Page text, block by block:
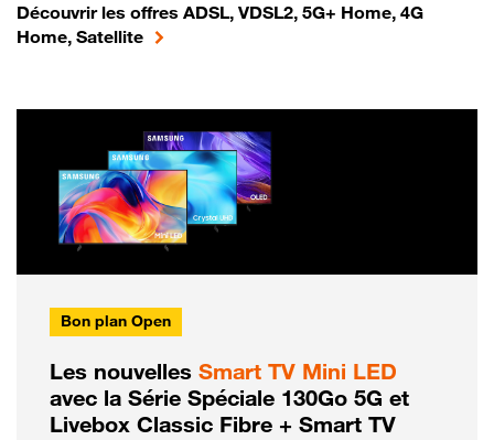
Découvrir les offres ADSL, VDSL2, 5G+ Home, 4G
Home, Satellite
Bon plan Open
Les nouvelles Smart TV Mini LED
avec la Série Spéciale 130Go 5G et
Livebox Classic Fibre + Smart TV